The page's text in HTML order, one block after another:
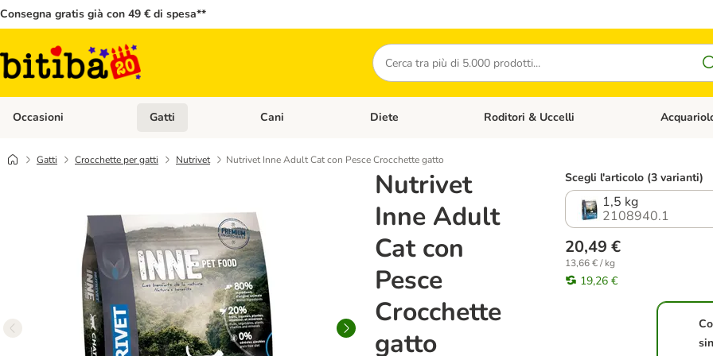
Consegna gratis già con 49 € di spesa**
Cerca
Occasioni Apri Menù Categoria: Occasioni
Gatti Apri Menù Categoria: Gatti
Cani Apri Menù Categoria: Cani
Diete Apri Menù Categoria: Diete
Roditori & Uccelli Apri Menù
Gatti Crocchette per gatti Nutrivet Nutrivet Inne Adult Cat con Pesce Crocchette gatto
Nutrivet
Inne Adult
Cat con
Pesce
Crocchette
gatto
Scegli l'articolo (3 varianti)
1,5 kg
2108940.1
20,49 €
13,66 € / kg
19,26 €